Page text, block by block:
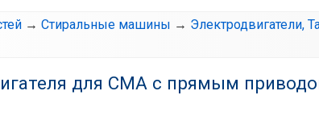
→ Стиральные машины → Электродвигатели,
для СМА с прямым